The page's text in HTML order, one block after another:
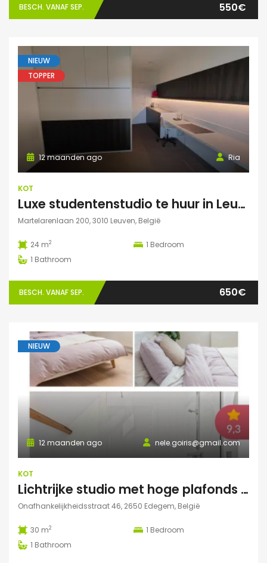
BESCH. VANAF SEP. 550€
NIEUW
TOPPER
Ria
12 maanden ago
KOT
Luxe studentenstudio te huur in Leuven
Martelarenlaan 200, 3010 Leuven, België
24 m2 1 Bedroom
1 Bathroom
BESCH. VANAF SEP. 650€
NIEUW
nele.goiris@gmail.com
12 maanden ago
KOT
Lichtrijke studio met hoge plafonds in Edegem
Onafhankelijkheidsstraat 46, 2650 Edegem, België
30 m2 1 Bedroom
1 Bathroom